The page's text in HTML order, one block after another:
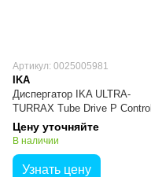
Артикул: 0025005981
IKA
Диспергатор IKA ULTRA-
TURRAX Tube Drive P Control
Цену уточняйте
В наличии
Узнать цену